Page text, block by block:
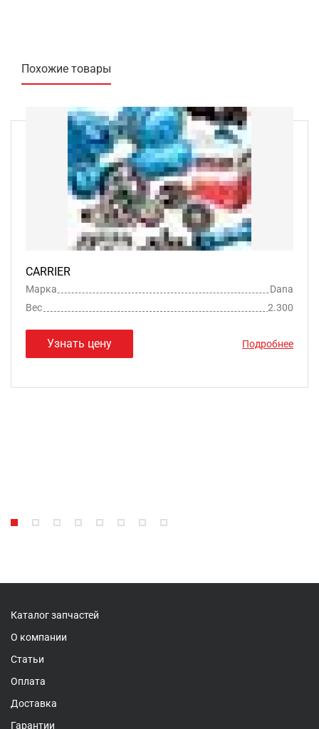
Похожие товары
CARRIER
Марка
Dana
Вес
2.300
Узнать цену Подробнее
Каталог запчастей
О компании
Статьи
Оплата
Доставка
Гарантии